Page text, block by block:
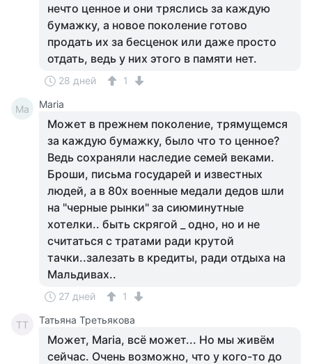
нечто ценное и они тряслись за каждую
бумажку, а новое поколение готово
продать их за бесценок или даже просто
отдать, ведь у них этого в памяти нет.
28 дней 1
Ma Maria
Может в прежнем поколение, трямущемся
за каждую бумажку, было что то ценное?
Ведь сохраняли наследие семей веками.
Броши, письма государей и известных
людей, а в 80х военные медали дедов шли
на "черные рынки" за сиюминутные
хотелки.. быть скрягой _ одно, но и не
считаться с тратами ради крутой
тачки..залезать в кредиты, ради отдыха на
Мальдивах..
27 дней 1
ТТ Татьяна Третьякова
Может, Maria, всё может... Но мы живём
сейчас. Очень возможно, что у кого-то до